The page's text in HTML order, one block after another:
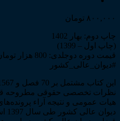
۸۰۰,۰۰۰ تومان
چاپ دوم: بهار 1402
(چاپ اول – 1399)
قیمت دوره دوجلدی: 800 هزار تومان
#دیوان_عالی_کشور
نظرات تخصصی حقوقی مطروحه
هیات عمومی و نتیجه آراء